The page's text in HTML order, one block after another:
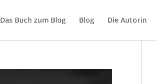
Das Buch zum Blog Blog Die Autorin